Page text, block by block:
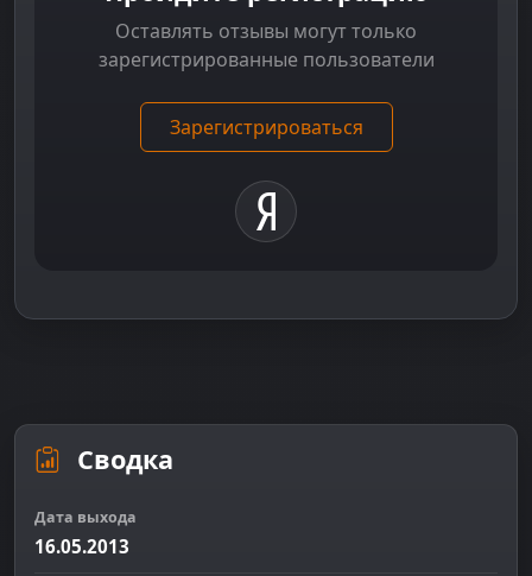
Оставлять отзывы могут только
зарегистрированные пользователи
Зарегистрироваться
Сводка
Дата выхода
16.05.2013